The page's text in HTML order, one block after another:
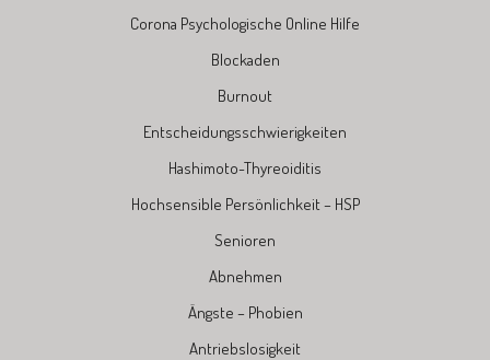
Corona Psychologische Online Hilfe
Blockaden
Burnout
Entscheidungsschwierigkeiten
Hashimoto-Thyreoiditis
Hochsensible Persönlichkeit – HSP
Senioren
Abnehmen
Ängste – Phobien
Antriebslosigkeit